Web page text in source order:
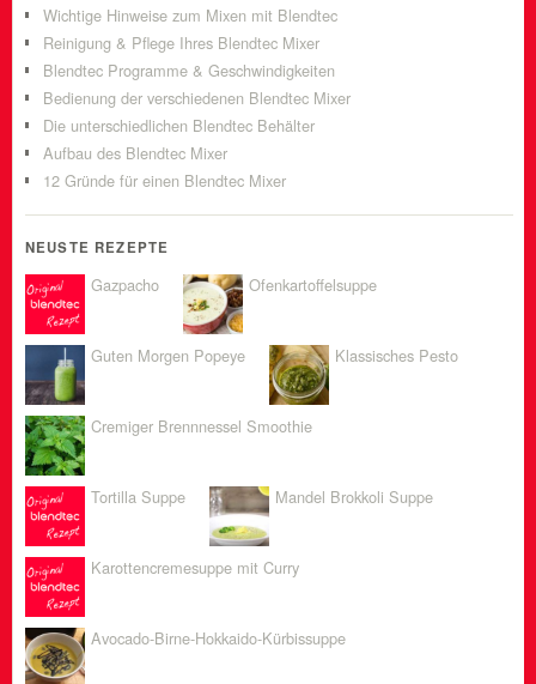
Wichtige Hinweise zum Mixen mit Blendtec
Reinigung & Pflege Ihres Blendtec Mixer
Blendtec Programme & Geschwindigkeiten
Bedienung der verschiedenen Blendtec Mixer
Die unterschiedlichen Blendtec Behälter
Aufbau des Blendtec Mixer
12 Gründe für einen Blendtec Mixer
NEUSTE REZEPTE
Gazpacho Ofenkartoffelsuppe
Guten Morgen Popeye Klassisches Pesto
Cremiger Brennnessel Smoothie
Tortilla Suppe Mandel Brokkoli Suppe
Karottencremesuppe mit Curry
Avocado-Birne-Hokkaido-Kürbissuppe